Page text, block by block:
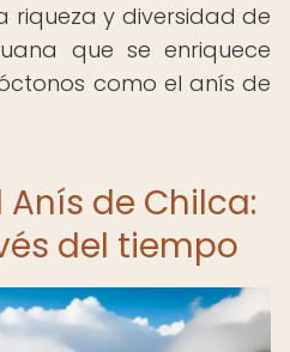
riqueza y diversidad de
que se enriquece
como el anís de
de Chilca:
del tiempo